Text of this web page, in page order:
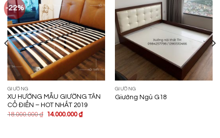
-22%
GIƯỜNG
XU HƯỚNG MẪU GIƯỜNG TÂN
CỔ ĐIỂN – HOT NHẤT 2019
18.000.000₫ 14.000.000₫
GIƯỜNG
Giường Ngủ G18